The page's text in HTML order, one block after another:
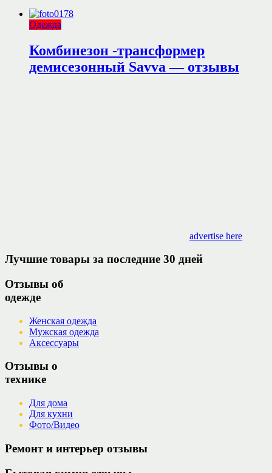
Одежда
Комбинезон -трансформер
демисезонный Savva — отзывы
advertise here
Лучшие товары за последние 30 дней
Отзывы об
одежде
Женская одежда
Мужская одежда
Аксессуары
Отзывы о
технике
Для дома
Для кухни
Фото/Видео
Ремонт и интерьер отзывы